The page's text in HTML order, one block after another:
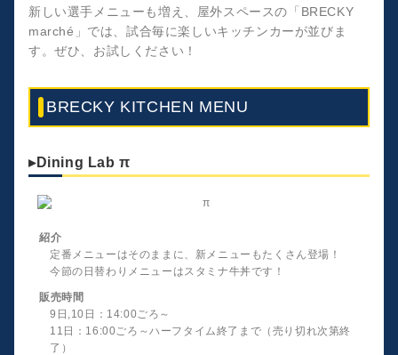
新しい選手メニューも増え、屋外スペースの「BRECKY
marché」では、試合毎に楽しいキッチンカーが並びま
す。ぜひ、お試しください！
BRECKY KITCHEN MENU
▸Dining Lab π
紹介
定番メニューはそのままに、新メニューもたくさん登場！
今節の日替わりメニューはスタミナ牛丼です！
販売時間
9日,10日：14:00ごろ～
11日：16:00ごろ～ハーフタイム終了まで（売り切れ次第終
了）